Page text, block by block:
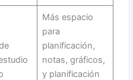
Más espacio
para
planificación,
notas, gráficos,
y planificación